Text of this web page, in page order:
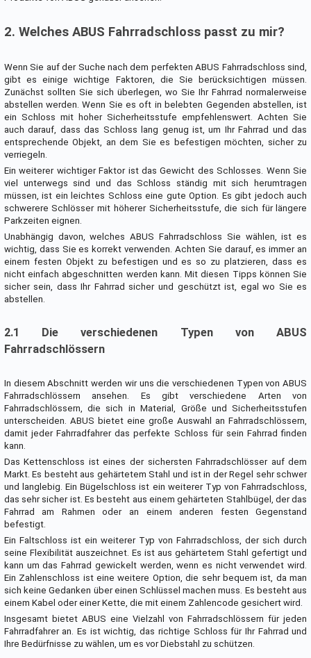
2. Welches ABUS Fahrradschloss passt zu mir?
Wenn Sie auf der Suche nach dem perfekten ABUS Fahrradschloss sind,
gibt es einige wichtige Faktoren, die Sie berücksichtigen müssen.
Zunächst sollten Sie sich überlegen, wo Sie Ihr Fahrrad normalerweise
abstellen werden. Wenn Sie es oft in belebten Gegenden abstellen, ist
ein Schloss mit hoher Sicherheitsstufe empfehlenswert. Achten Sie
auch darauf, dass das Schloss lang genug ist, um Ihr Fahrrad und das
entsprechende Objekt, an dem Sie es befestigen möchten, sicher zu
verriegeln.
Ein weiterer wichtiger Faktor ist das Gewicht des Schlosses. Wenn Sie
viel unterwegs sind und das Schloss ständig mit sich herumtragen
müssen, ist ein leichtes Schloss eine gute Option. Es gibt jedoch auch
schwerere Schlösser mit höherer Sicherheitsstufe, die sich für längere
Parkzeiten eignen.
Unabhängig davon, welches ABUS Fahrradschloss Sie wählen, ist es
wichtig, dass Sie es korrekt verwenden. Achten Sie darauf, es immer an
einem festen Objekt zu befestigen und es so zu platzieren, dass es
nicht einfach abgeschnitten werden kann. Mit diesen Tipps können Sie
sicher sein, dass Ihr Fahrrad sicher und geschützt ist, egal wo Sie es
abstellen.
2.1 Die verschiedenen Typen von ABUS
Fahrradschlössern
In diesem Abschnitt werden wir uns die verschiedenen Typen von ABUS
Fahrradschlössern ansehen. Es gibt verschiedene Arten von
Fahrradschlössern, die sich in Material, Größe und Sicherheitsstufen
unterscheiden. ABUS bietet eine große Auswahl an Fahrradschlössern,
damit jeder Fahrradfahrer das perfekte Schloss für sein Fahrrad finden
kann.
Das Kettenschloss ist eines der sichersten Fahrradschlösser auf dem
Markt. Es besteht aus gehärtetem Stahl und ist in der Regel sehr schwer
und langlebig. Ein Bügelschloss ist ein weiterer Typ von Fahrradschloss,
das sehr sicher ist. Es besteht aus einem gehärteten Stahlbügel, der das
Fahrrad am Rahmen oder an einem anderen festen Gegenstand
befestigt.
Ein Faltschloss ist ein weiterer Typ von Fahrradschloss, der sich durch
seine Flexibilität auszeichnet. Es ist aus gehärtetem Stahl gefertigt und
kann um das Fahrrad gewickelt werden, wenn es nicht verwendet wird.
Ein Zahlenschloss ist eine weitere Option, die sehr bequem ist, da man
sich keine Gedanken über einen Schlüssel machen muss. Es besteht aus
einem Kabel oder einer Kette, die mit einem Zahlencode gesichert wird.
Insgesamt bietet ABUS eine Vielzahl von Fahrradschlössern für jeden
Fahrradfahrer an. Es ist wichtig, das richtige Schloss für Ihr Fahrrad und
Ihre Bedürfnisse zu wählen, um es vor Diebstahl zu schützen.